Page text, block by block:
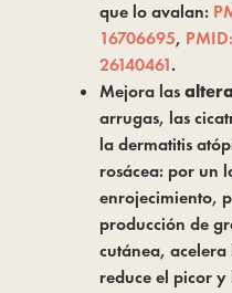
que lo avalan:
16706695,
26140461.
Mejora las
arrugas, las
la dermatitis
rosácea: por un
enrojecimiento,
producción de
cutánea,
reduce el picor y